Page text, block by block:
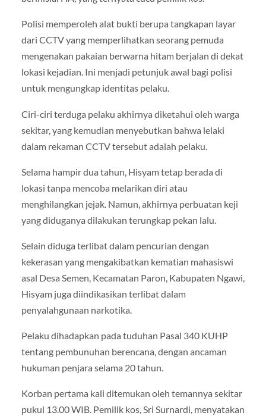
Polisi memperoleh alat bukti berupa tangkapan layar
dari CCTV yang memperlihatkan seorang pemuda
mengenakan pakaian berwarna hitam berjalan di dekat
lokasi kejadian. Ini menjadi petunjuk awal bagi polisi
untuk mengungkap identitas pelaku.
Ciri-ciri terduga pelaku akhirnya diketahui oleh warga
sekitar, yang kemudian menyebutkan bahwa lelaki
dalam rekaman CCTV tersebut adalah pelaku.
Selama hampir dua tahun, Hisyam tetap berada di
lokasi tanpa mencoba melarikan diri atau
menghilangkan jejak. Namun, akhirnya perbuatan keji
yang diduganya dilakukan terungkap pekan lalu.
Selain diduga terlibat dalam pencurian dengan
kekerasan yang mengakibatkan kematian mahasiswi
asal Desa Semen, Kecamatan Paron, Kabupaten Ngawi,
Hisyam juga diindikasikan terlibat dalam
penyalahgunaan narkotika.
Pelaku dihadapkan pada tuduhan Pasal 340 KUHP
tentang pembunuhan berencana, dengan ancaman
hukuman penjara selama 20 tahun.
Korban pertama kali ditemukan oleh temannya sekitar
pukul 13.00 WIB. Pemilik kos, Sri Surnardi, menyatakan